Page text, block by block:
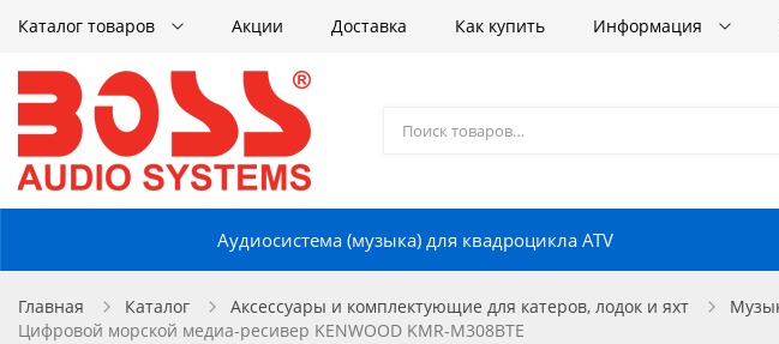
Каталог товаров Акции Доставка Как купить Информация
Аудиосистема (музыка) для квадроцикла ATV
Главная Каталог Аксессуары и комплектующие для катеров, лодок и яхт
Цифровой морской медиа-ресивер KENWOOD KMR-M308BTE